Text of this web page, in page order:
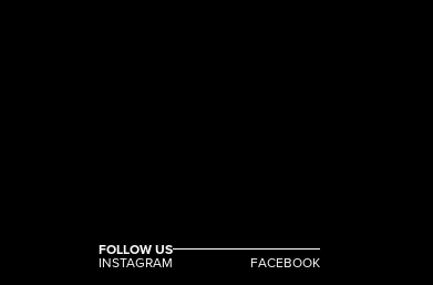
FOLLOW US
INSTAGRAM FACEBOOK